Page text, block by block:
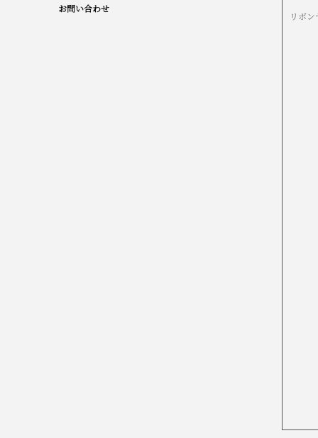
リボ
お問い合わせ